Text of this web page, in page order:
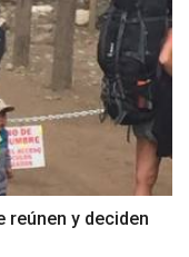
reúnen y deciden